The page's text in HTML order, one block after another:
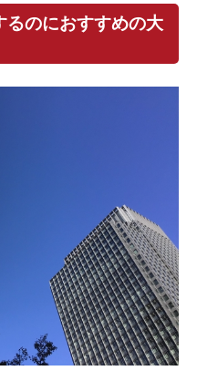
るのにおすすめの大